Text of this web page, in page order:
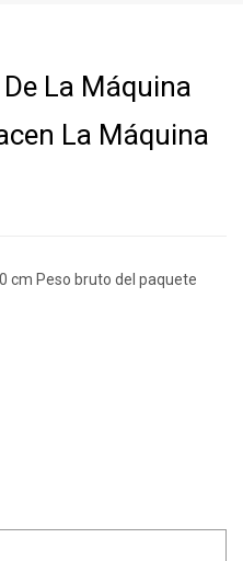
La Máquina
La Máquina
cm Peso bruto del paquete